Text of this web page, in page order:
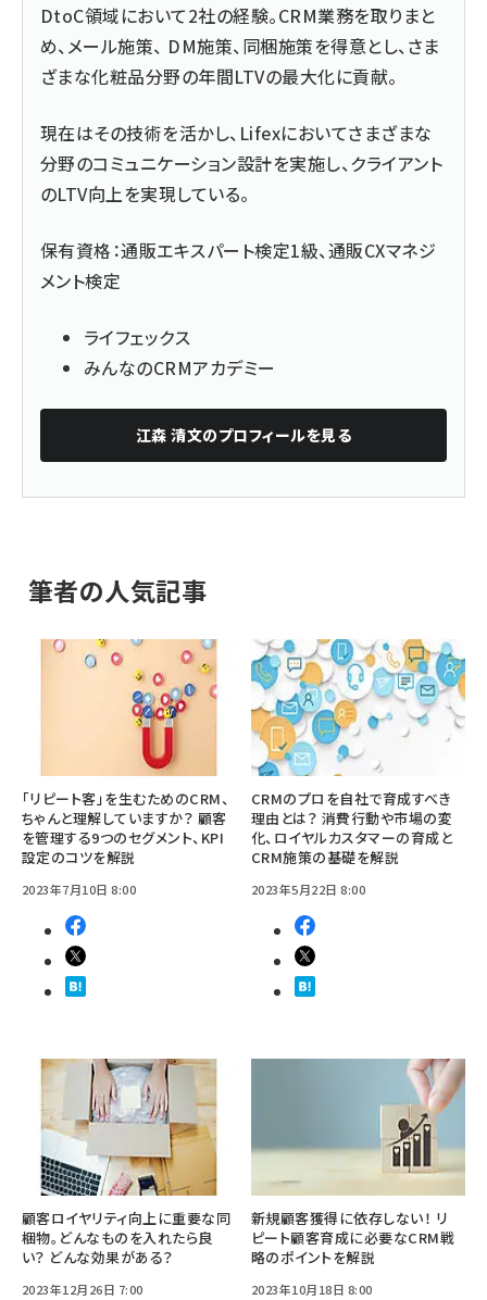
DtoC領域において2社の経験。CRM業務を取りまと
め、メール施策、 DM施策、同梱施策を得意とし、さま
ざまな化粧品分野の年間LTVの最大化に貢献。
現在はその技術を活かし、Lifexにおいてさまざまな
分野のコミュニケーション設計を実施し、クライアント
のLTV向上を実現している。
保有資格：通販エキスパート検定1級、通販CXマネジ
メント検定
ライフェックス
みんなのCRMアカデミー
江森 清文のプロフィールを見る
筆者の人気記事
「リピート客」を生むためのCRM、
ちゃんと理解していますか？ 顧客
を管理する9つのセグメント、KPI
設定のコツを解説
2023年7月10日 8:00
CRMのプロを自社で育成すべき
理由とは？ 消費行動や市場の変
化、ロイヤルカスタマーの育成と
CRM施策の基礎を解説
2023年5月22日 8:00
顧客ロイヤリティ向上に重要な同
梱物。どんなものを入れたら良
い？ どんな効果がある？
2023年12月26日 7:00
新規顧客獲得に依存しない！ リ
ピート顧客育成に必要なCRM戦
略のポイントを解説
2023年10月18日 8:00